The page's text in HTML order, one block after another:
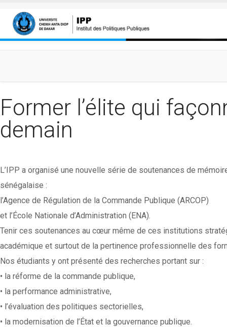
Former l’élite qui
demain
L’IPP a organisé une nouvelle série de soutenances de
sénégalaise :
l’Agence de Régulation de la Commande Publique (ARCOP)
et l’École Nationale d’Administration (ENA).
Tenir ces soutenances au cœur même de ces institutions
académique et surtout de la pertinence professionnelle des
Nos étudiants y ont présenté des recherches portant sur :
• la réforme de la commande publique,
• la performance administrative,
• l’évaluation des politiques sectorielles,
• la modernisation de l’État et la gouvernance publique.